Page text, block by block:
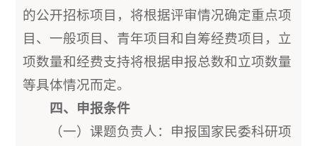
的公开招标项目，将根据评审情况确定重点项
目、一般项目、青年项目和自筹经费项目，立
项数量和经费支持将根据申报总数和立项数量
等具体情况而定。
四、申报条件
（一）课题负责人：申报国家民委科研项